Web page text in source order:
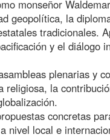
monseñor
geopolítica, la
tradicionales.
y el diálogo
plenarias y
religiosa, la
concretas
nivel local e